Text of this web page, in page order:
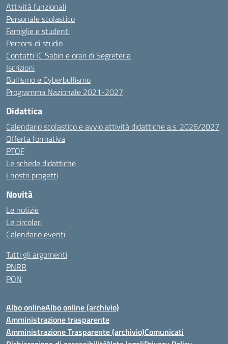
Attività funzionali
Personale scolastico
Famiglie e studenti
Percorsi di studio
Contatti IC Sabin e orari di Segreteria
Iscrizioni
Bullismo e Cyberbullismo
Programma Nazionale 2021-2027
Didattica
Calendario scolastico e avvio attività didattiche a.s. 2026/2027
Offerta formativa
PTOF
Le schede didattiche
I nostri progetti
Novità
Le notizie
Le circolari
Calendario eventi
Tutti gli argomenti
PNRR
PON
Albo onlineAlbo online (archivio)
Amministrazione trasparente
Amministrazione Trasparente (archivio)Comunicati